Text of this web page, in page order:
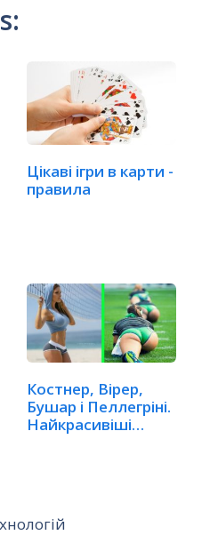
Цікаві ігри в карти -
правила
Костнер, Вірер,
Бушар і Пеллегріні.
Найкрасивіші…